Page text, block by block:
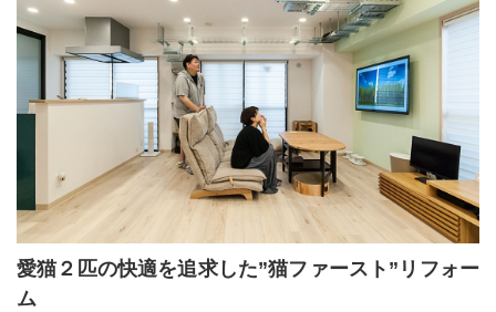
愛猫２匹の快適を追求した”猫ファースト”リフォー
ム